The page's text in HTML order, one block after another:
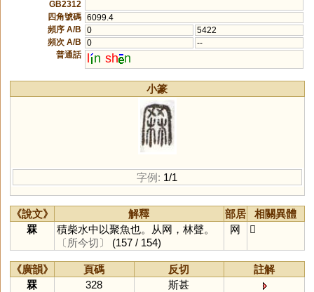
GB2312
四角號碼 6099.4
頻序 A/B
0
5422
頻次 A/B
0
--
普通話
l n sh n
小篆
字例: 1/1
《說文》 解釋 部居
相關異體
罧
積柴水中以聚魚也。从网，林聲。
〔所今切〕
(157 / 154)
网 𦋗
《廣韻》 頁碼 反切
註解
罧
328
斯甚